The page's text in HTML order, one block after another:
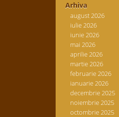
Arhiva
august 2026
iulie 2026
iunie 2026
mai 2026
aprilie 2026
martie 2026
februarie 2026
ianuarie 2026
decembrie 2025
noiembrie 2025
octombrie 2025